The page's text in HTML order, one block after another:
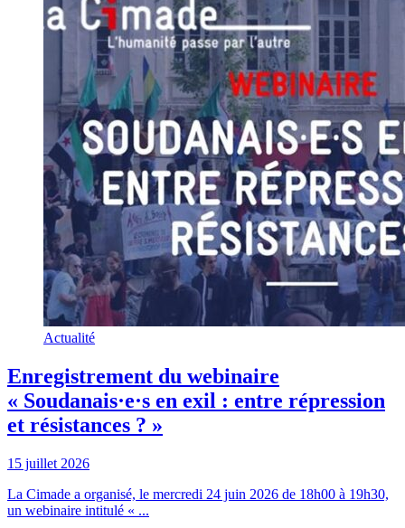
Actualité
Enregistrement du webinaire
« Soudanais·e·s en exil : entre répression
et résistances ? »
15 juillet 2026
La Cimade a organisé, le mercredi 24 juin 2026 de 18h00 à 19h30,
un webinaire intitulé « ...